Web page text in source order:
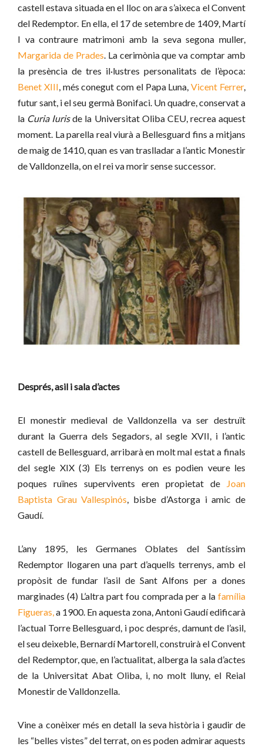
castell estava situada en el lloc on ara s’aixeca el Convent
del Redemptor. En ella, el 17 de setembre de 1409, Martí
I va contraure matrimoni amb la seva segona muller,
Margarida de Prades . La cerimònia que va comptar amb
la presència de tres il·lustres personalitats de l’època:
Benet XIII , més conegut com el Papa Luna,Vicent Ferrer,
futur sant, i el seu germà Bonifaci. Un quadre, conservat a
la Curia Iurisde la Universitat Oliba CEU, recrea aquest
moment. La parella real viurà a Bellesguard fins a mitjans
de maig de 1410, quan es van traslladar a l’antic Monestir
de Valldonzella, on el rei va morir sense successor.
Després, asil i sala d’actes
El monestir medieval de Valldonzella va ser destruït
durant la Guerra dels Segadors, al segle XVII, i l’antic
castell de Bellesguard, arribarà en molt mal estat a finals
del segle XIX (3) Els terrenys on es podien veure les
poques ruïnes supervivents eren propietat de
Joan
Baptista Grau Vallespinós, bisbe d’Astorga i amic de
Gaudí.
L’any 1895, les Germanes Oblates del Santíssim
Redemptor llogaren una part d’aquells terrenys, amb el
propòsit de fundar l’asil de Sant Alfons per a dones
marginades (4) L’altra part fou comprada per a lafamília
Figueras,a 1900. En aquesta zona, Antoni Gaudí edificarà
l’actual Torre Bellesguard, i poc després, damunt de l’asil,
el seu deixeble, Bernardí Martorell, construirà el Convent
del Redemptor, que, en l’actualitat, alberga la sala d’actes
de la Universitat Abat Oliba, i, no molt lluny, el Reial
Monestir de Valldonzella.
Vine a conèixer més en detall la seva història i gaudir de
les “belles vistes” del terrat, on es poden admirar aquests